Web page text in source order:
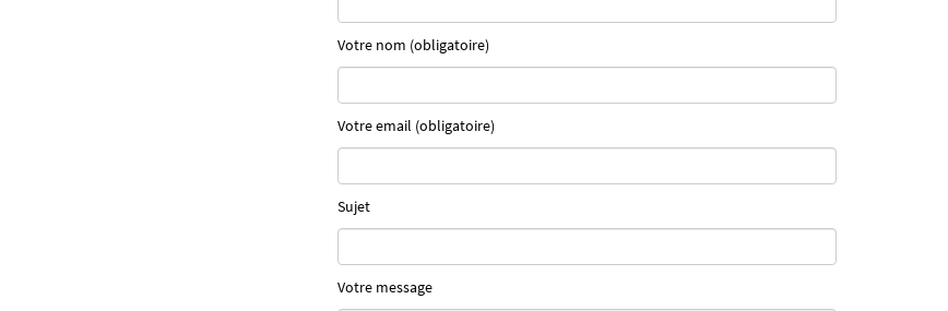
Votre nom (obligatoire)
Votre email (obligatoire)
Sujet
Votre message